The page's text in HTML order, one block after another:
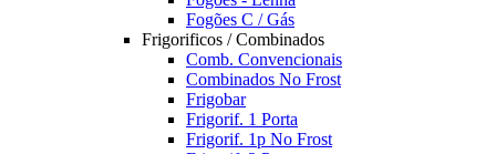
Fogões C / Gás
Frigorificos / Combinados
Comb. Convencionais
Combinados No Frost
Frigobar
Frigorif. 1 Porta
Frigorif. 1p No Frost